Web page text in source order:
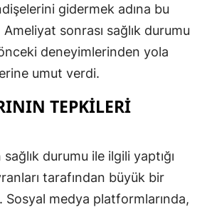
Kütahya
Mardin
Muğla
gidermek adına bu
sonrası sağlık durumu
deneyimlerinden yola
umut verdi.
TEPKILERI
durumu ile ilgili yaptığı
tarafından büyük bir
Sosyal medya platformlarında,